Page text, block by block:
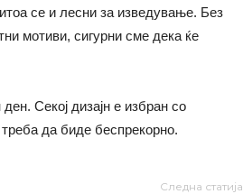
се и лесни за изведување. Без
мотиви, сигурни сме дека ќе
Секој дизајн е избран со
да биде беспрекорно.
Следна статија